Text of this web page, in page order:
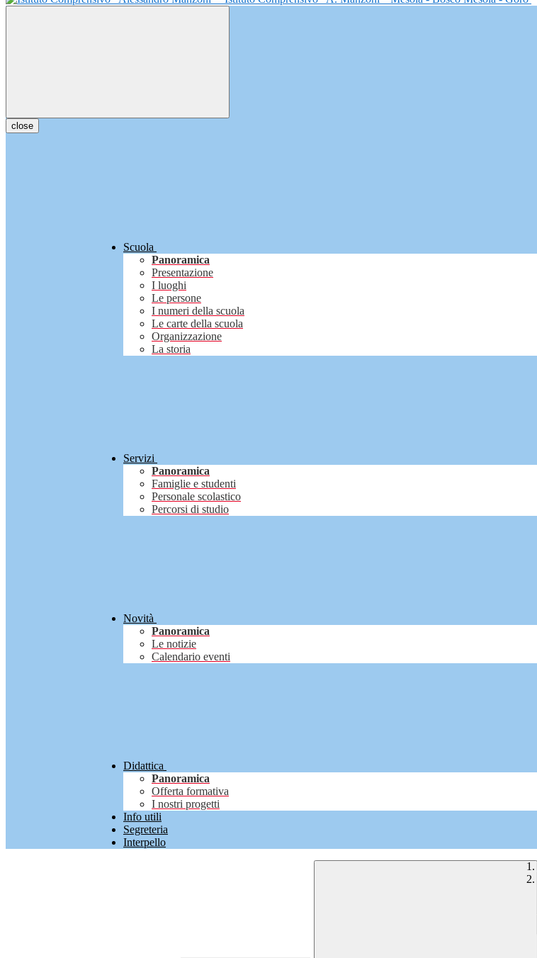
close
Scuola
Panoramica
Presentazione
I luoghi
Le persone
I numeri della scuola
Le carte della scuola
Organizzazione
La storia
Servizi
Panoramica
Famiglie e studenti
Personale scolastico
Percorsi di studio
Novità
Panoramica
Le notizie
Calendario eventi
Didattica
Panoramica
Offerta formativa
I nostri progetti
Info utili
Segreteria
Interpello